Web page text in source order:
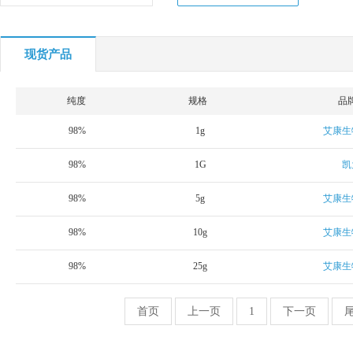
现货产品
纯度 规格 品
98% 1g 艾康
98% 1G
98% 5g 艾康
98% 10g 艾康
98% 25g 艾康
首页 上一页 1 下一页